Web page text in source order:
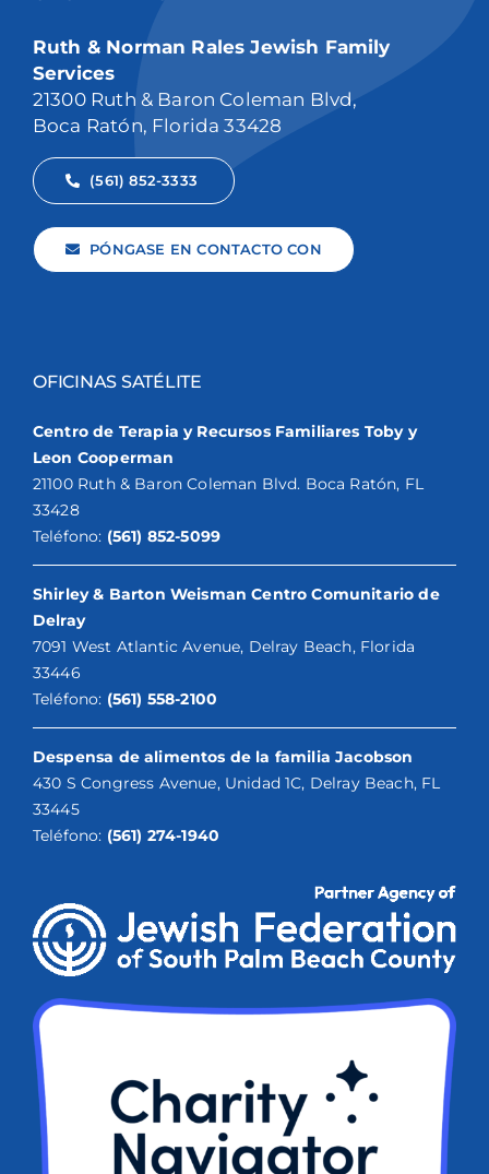
Ruth & Norman Rales Jewish Family
Services
21300 Ruth & Baron Coleman Blvd,
Boca Ratón, Florida 33428
(561) 852-3333
PÓNGASE EN CONTACTO CON
OFICINAS SATÉLITE
Centro de Terapia y Recursos Familiares Toby y
Leon Cooperman
21100 Ruth & Baron Coleman Blvd. Boca Ratón, FL
33428
Teléfono: (561) 852-5099
Shirley & Barton Weisman Centro Comunitario de
Delray
7091 West Atlantic Avenue, Delray Beach, Florida
33446
Teléfono: (561) 558-2100
Despensa de alimentos de la familia Jacobson
430 S Congress Avenue, Unidad 1C, Delray Beach, FL
33445
Teléfono: (561) 274-1940